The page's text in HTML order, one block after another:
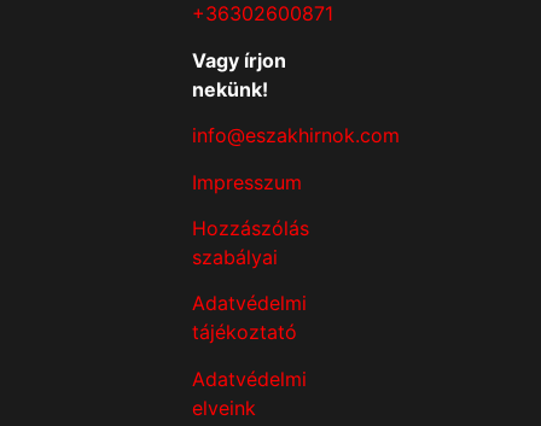
+36302600871
Vagy írjon
nekünk!
info@eszakhirnok.com
Impresszum
Hozzászólás
szabályai
Adatvédelmi
tájékoztató
Adatvédelmi
elveink